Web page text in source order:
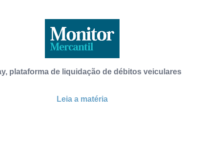
plataforma de liquidação de débitos veiculares
Leia a matéria